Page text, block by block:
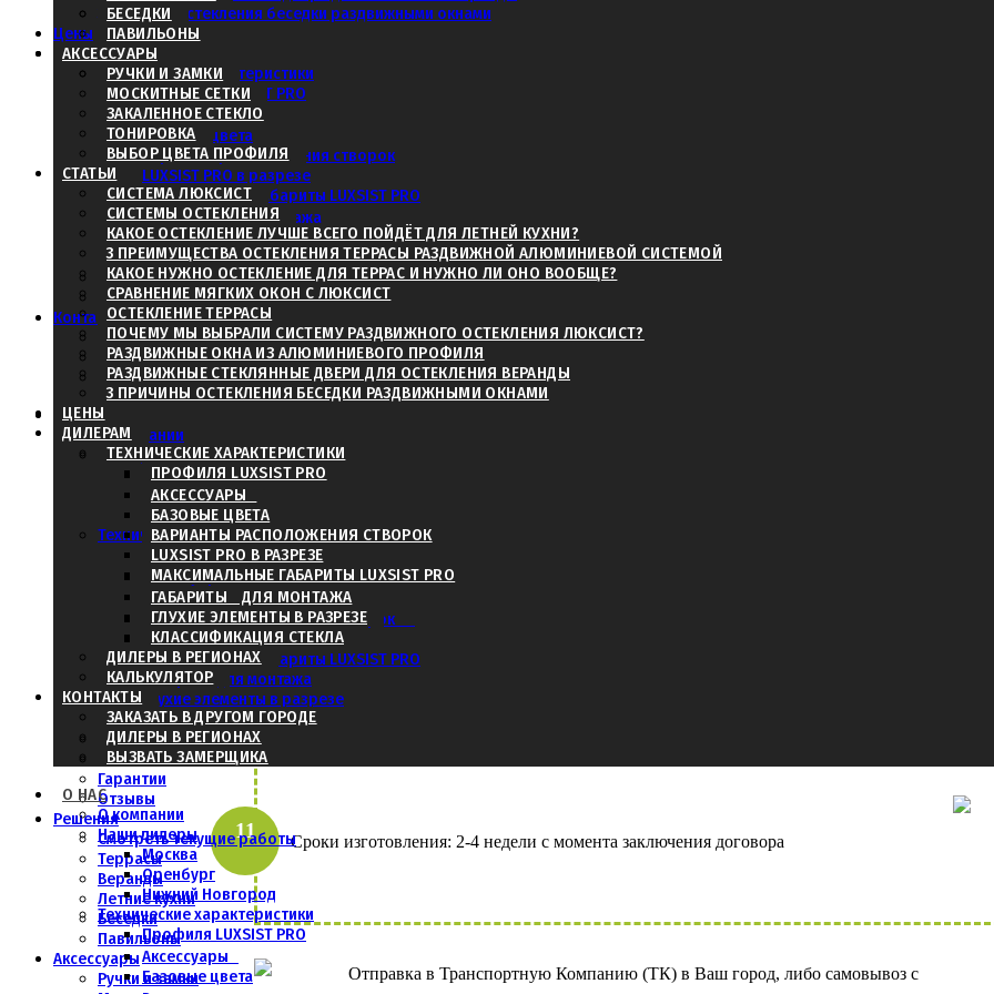
3 причины остекления беседки раздвижными окнами
Цены
Дилерам
Технические характеристики
Профиля LUXSIST PRO
Аксессуары
Базовые цвета
Варианты расположения створок
LUXSIST PRO в разрезе
Максимальные габариты LUXSIST PRO
Габариты для монтажа
Глухие элементы в разрезе
Классификация стекла
Дилеры в регионах
Калькулятор
Контакты
Заказать в другом городе
Дилеры в регионах
Вызвать замерщика
О нас
О компании
Наши дилеры
Москва
Оренбург
Нижний Новгород
Технические характеристики
Профиля LUXSIST PRO
Аксессуары
Базовые цвета
Варианты расположения створок
LUXSIST PRO в разрезе
Максимальные габариты LUXSIST PRO
Габариты для монтажа
Глухие элементы в разрезе
Классификация стекла
Этапы работы
Безопасность
Гарантии
Отзывы
Решения
Смотреть текущие работы
Террасы
Веранды
Летние кухни
Беседки
Павильоны
Аксессуары
Ручки и замки
БЕСЕДКИ
ПАВИЛЬОНЫ
АКСЕССУАРЫ
РУЧКИ И ЗАМКИ
МОСКИТНЫЕ СЕТКИ
ЗАКАЛЕННОЕ СТЕКЛО
ТОНИРОВКА
ВЫБОР ЦВЕТА ПРОФИЛЯ
СТАТЬИ
СИСТЕМА ЛЮКСИСТ
СИСТЕМЫ ОСТЕКЛЕНИЯ
КАКОЕ ОСТЕКЛЕНИЕ ЛУЧШЕ ВСЕГО ПОЙДЁТ ДЛЯ ЛЕТНЕЙ КУХНИ?
3 ПРЕИМУЩЕСТВА ОСТЕКЛЕНИЯ ТЕРРАСЫ РАЗДВИЖНОЙ АЛЮМИНИЕВОЙ СИСТЕМОЙ
КАКОЕ НУЖНО ОСТЕКЛЕНИЕ ДЛЯ ТЕРРАС И НУЖНО ЛИ ОНО ВООБЩЕ?
СРАВНЕНИЕ МЯГКИХ ОКОН С ЛЮКСИСТ
ОСТЕКЛЕНИЕ ТЕРРАСЫ
ПОЧЕМУ МЫ ВЫБРАЛИ СИСТЕМУ РАЗДВИЖНОГО ОСТЕКЛЕНИЯ ЛЮКСИСТ?
РАЗДВИЖНЫЕ ОКНА ИЗ АЛЮМИНИЕВОГО ПРОФИЛЯ
РАЗДВИЖНЫЕ СТЕКЛЯННЫЕ ДВЕРИ ДЛЯ ОСТЕКЛЕНИЯ ВЕРАНДЫ
3 ПРИЧИНЫ ОСТЕКЛЕНИЯ БЕСЕДКИ РАЗДВИЖНЫМИ ОКНАМИ
ЦЕНЫ
ДИЛЕРАМ
ТЕХНИЧЕСКИЕ ХАРАКТЕРИСТИКИ
ПРОФИЛЯ LUXSIST PRO
АКСЕССУАРЫ
БАЗОВЫЕ ЦВЕТА
ВАРИАНТЫ РАСПОЛОЖЕНИЯ СТВОРОК
LUXSIST PRO В РАЗРЕЗЕ
МАКСИМАЛЬНЫЕ ГАБАРИТЫ LUXSIST PRO
ГАБАРИТЫ ДЛЯ МОНТАЖА
ГЛУХИЕ ЭЛЕМЕНТЫ В РАЗРЕЗЕ
КЛАССИФИКАЦИЯ СТЕКЛА
ДИЛЕРЫ В РЕГИОНАХ
КАЛЬКУЛЯТОР
КОНТАКТЫ
ЗАКАЗАТЬ В ДРУГОМ ГОРОДЕ
ДИЛЕРЫ В РЕГИОНАХ
ВЫЗВАТЬ ЗАМЕРЩИКА
О НАС
О компании
Наши дилеры
Москва
Оренбург
Нижний Новгород
Технические характеристики
Профиля LUXSIST PRO
Аксессуары
Базовые цвета
Согласовать чертежи и проект Вашей будущей террасы
Определиться с доставкой:
- Через Транспортную Компанию (ТК)
- Самовывоз из Москвы
Получить консультацию и заполнить замерный лист
Произвести предоплату от 50 до 80%
Сроки изготовления: 2-4 недели с момента заключения договора
Отправка в Транспортную Компанию (ТК) в Ваш город, либо самовывоз с